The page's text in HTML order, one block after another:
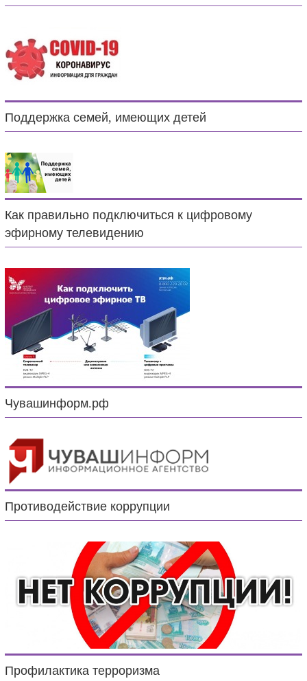
Поддержка семей, имеющих детей
Как правильно подключиться к цифровому
эфирному телевидению
Чувашинформ.рф
Противодействие коррупции
Профилактика терроризма